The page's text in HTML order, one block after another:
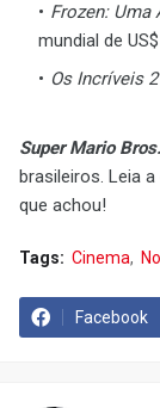
Frozen: Uma
mundial de
Os Incríveis 2
Super Mario
brasileiros. Leia
que achou!
Tags: Cinema
Facebook